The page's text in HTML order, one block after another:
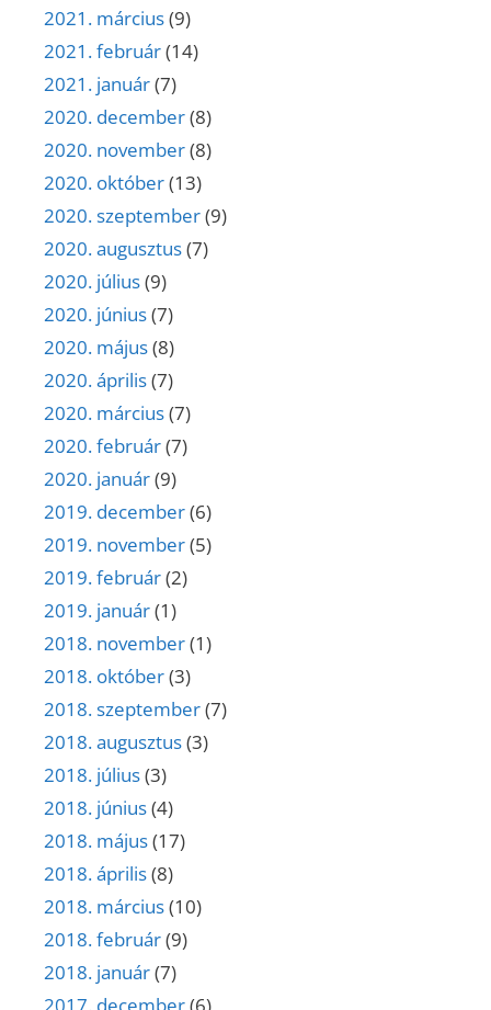
2021. március(9)
2021. február(14)
2021. január(7)
2020. december(8)
2020. november(8)
2020. október(13)
2020. szeptember(9)
2020. augusztus(7)
2020. július(9)
2020. június(7)
2020. május(8)
2020. április(7)
2020. március(7)
2020. február(7)
2020. január(9)
2019. december(6)
2019. november(5)
2019. február(2)
2019. január(1)
2018. november(1)
2018. október(3)
2018. szeptember(7)
2018. augusztus(3)
2018. július(3)
2018. június(4)
2018. május(17)
2018. április(8)
2018. március(10)
2018. február(9)
2018. január(7)